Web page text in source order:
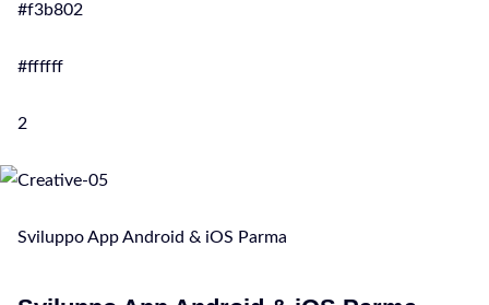
#f3b802
#ffffff
2
Sviluppo App Android & iOS Parma